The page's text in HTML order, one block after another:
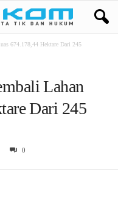
674.178,44 Hektare Dari 245
Lahan
Dari 245
0